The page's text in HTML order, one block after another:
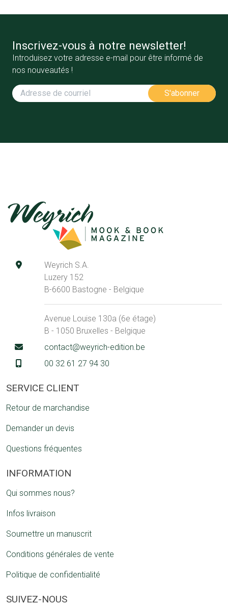
Inscrivez-vous à notre newsletter!
Introduisez votre adresse e-mail pour être informé de
nos nouveautés !
Weyrich S.A.
Luzery 152
B-6600 Bastogne - Belgique
Avenue Louise 130a (6e étage)
B - 1050 Bruxelles - Belgique
contact@weyrich-edition.be
00 32 61 27 94 30
SERVICE CLIENT
Retour de marchandise
Demander un devis
Questions fréquentes
INFORMATION
Qui sommes nous?
Infos livraison
Soumettre un manuscrit
Conditions générales de vente
Politique de confidentialité
SUIVEZ-NOUS